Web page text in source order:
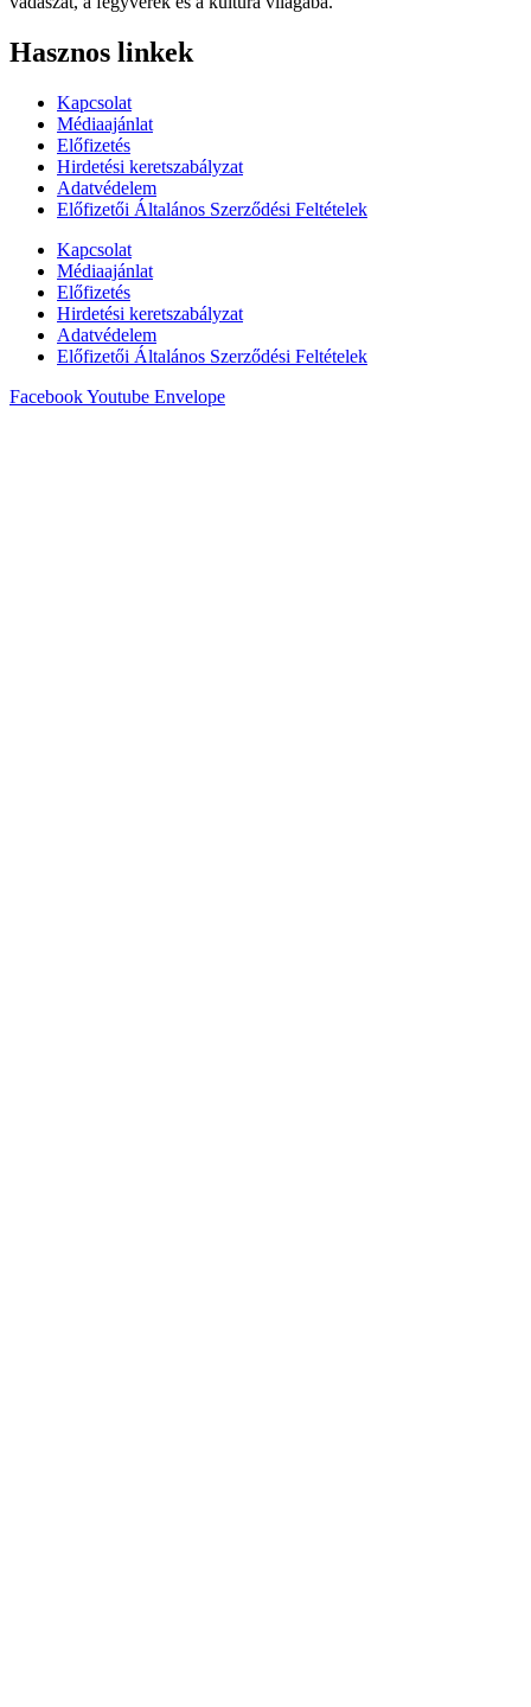
Hasznos linkek
Kapcsolat
Médiaajánlat
Előfizetés
Hirdetési keretszabályzat
Adatvédelem
Előfizetői Általános Szerződési Feltételek
Kapcsolat
Médiaajánlat
Előfizetés
Hirdetési keretszabályzat
Adatvédelem
Előfizetői Általános Szerződési Feltételek
FacebookYoutube Envelope